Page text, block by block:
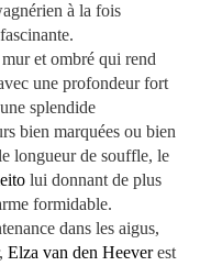
à la fois
et ombré qui rend
une profondeur fort
splendide
bien marquées ou bien
longueur de souffle, le
lui donnant de plus
formidable.
dans les aigus,
Elza van den Heeverest